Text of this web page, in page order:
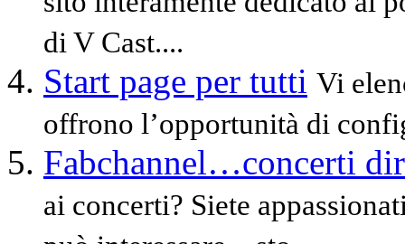
di V Cast....
Start page per tutti Vi
offrono l’opportunità di
Fabchannel…concerti
ai concerti? Siete